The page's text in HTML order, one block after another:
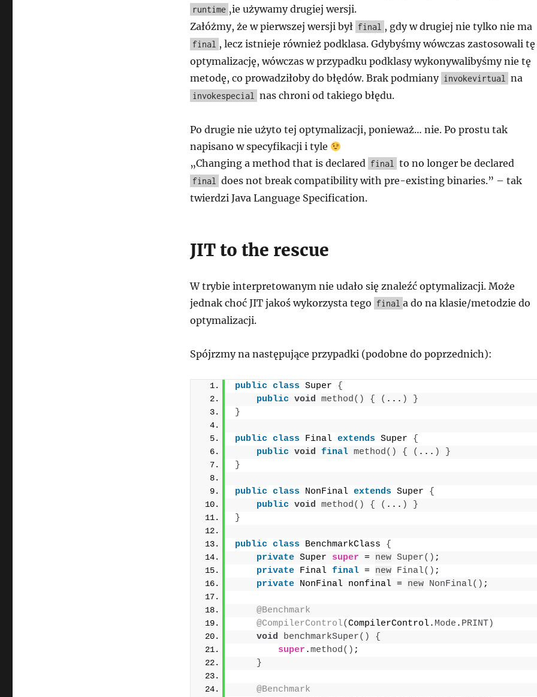
runtime ‚ie używamy drugiej wersji.
Załóżmy, że w pierwszej wersji był final , gdy w drugiej nie tylko nie ma
final , lecz istnieje również podklasa. Gdybyśmy wówczas zastosowali tę
optymalizację, wówczas w przypadku podklasy wykonywalibyśmy nie tę
metodę, co prowadziłoby do błędów. Brak podmiany invokevirtual na
invokespecial nas chroni od takiego błędu.
Po drugie nie użyto tej optymalizacji, ponieważ… nie. Po prostu tak
napisano w specyfikacji i tyle
„Changing a method that is declared final to no longer be declared
final
does not break compatibility with pre-existing binaries.” – tak
twierdzi Java Language Specification.
JIT to the rescue
W trybie interpretowanym nie udało się znaleźć optymalizacji. Może
jednak choć JIT jakoś wykorzysta tego final a do na klasie/metodzie do
optymalizacji.
Spójrzmy na następujące przypadki (podobne do poprzednich):
public class Super {
public void method() { ( ... )
}
}
public class Final extends Super {
public void final method() { ( ... )
}
}
public class NonFinal extends Super {
public void method() { ( ... )
}
}
public class BenchmarkClass {
private Super super = new Super() ;
private Final final = new Final() ;
private NonFinal nonfinal = new NonFinal() ;
@Benchmark
@CompilerControl(CompilerControl. Mode . PRINT)
void
benchmarkSuper()
{
super .method() ;
}
@Benchmark